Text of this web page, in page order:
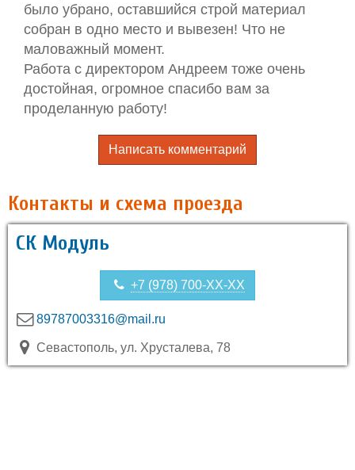
было убрано, оставшийся строй материал
собран в одно место и вывезен! Что не
маловажный момент.
Работа с директором Андреем тоже очень
достойная, огромное спасибо вам за
проделанную работу!
Написать комментарий
Контакты и схема проезда
СК Модуль
+7 (978) 700-XX-XX
89787003316@mail.ru
Севастополь, ул. Хрусталева, 78